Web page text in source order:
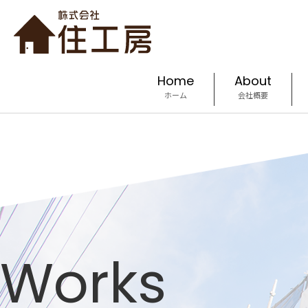
Home
ホーム
About
会社概要
Works